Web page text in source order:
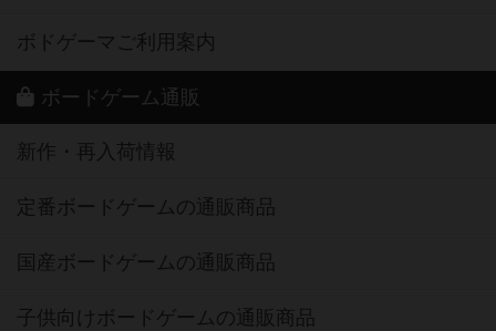
ボドゲーマご利用案内
ボードゲーム通販
新作・再入荷情報
定番ボードゲームの通販商品
国産ボードゲームの通販商品
子供向けボードゲームの通販商品